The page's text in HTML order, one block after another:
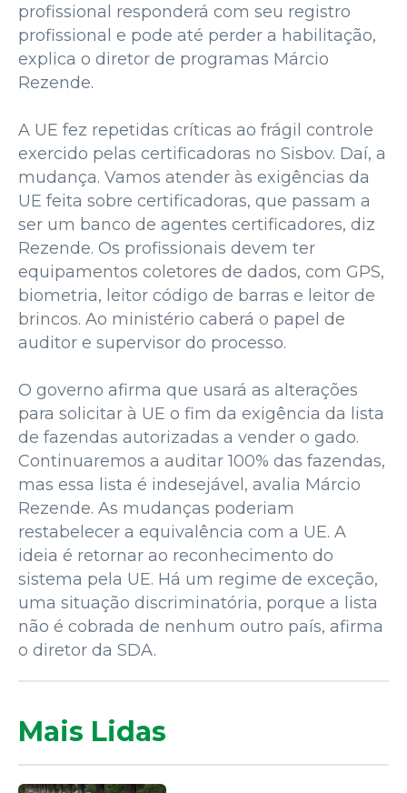
profissional responderá com seu registro
profissional e pode até perder a habilitação,
explica o diretor de programas Márcio
Rezende.
A UE fez repetidas críticas ao frágil controle
exercido pelas certificadoras no Sisbov. Daí, a
mudança. Vamos atender às exigências da
UE feita sobre certificadoras, que passam a
ser um banco de agentes certificadores, diz
Rezende. Os profissionais devem ter
equipamentos coletores de dados, com GPS,
biometria, leitor código de barras e leitor de
brincos. Ao ministério caberá o papel de
auditor e supervisor do processo.
O governo afirma que usará as alterações
para solicitar à UE o fim da exigência da lista
de fazendas autorizadas a vender o gado.
Continuaremos a auditar 100% das fazendas,
mas essa lista é indesejável, avalia Márcio
Rezende. As mudanças poderiam
restabelecer a equivalência com a UE. A
ideia é retornar ao reconhecimento do
sistema pela UE. Há um regime de exceção,
uma situação discriminatória, porque a lista
não é cobrada de nenhum outro país, afirma
o diretor da SDA.
Mais Lidas